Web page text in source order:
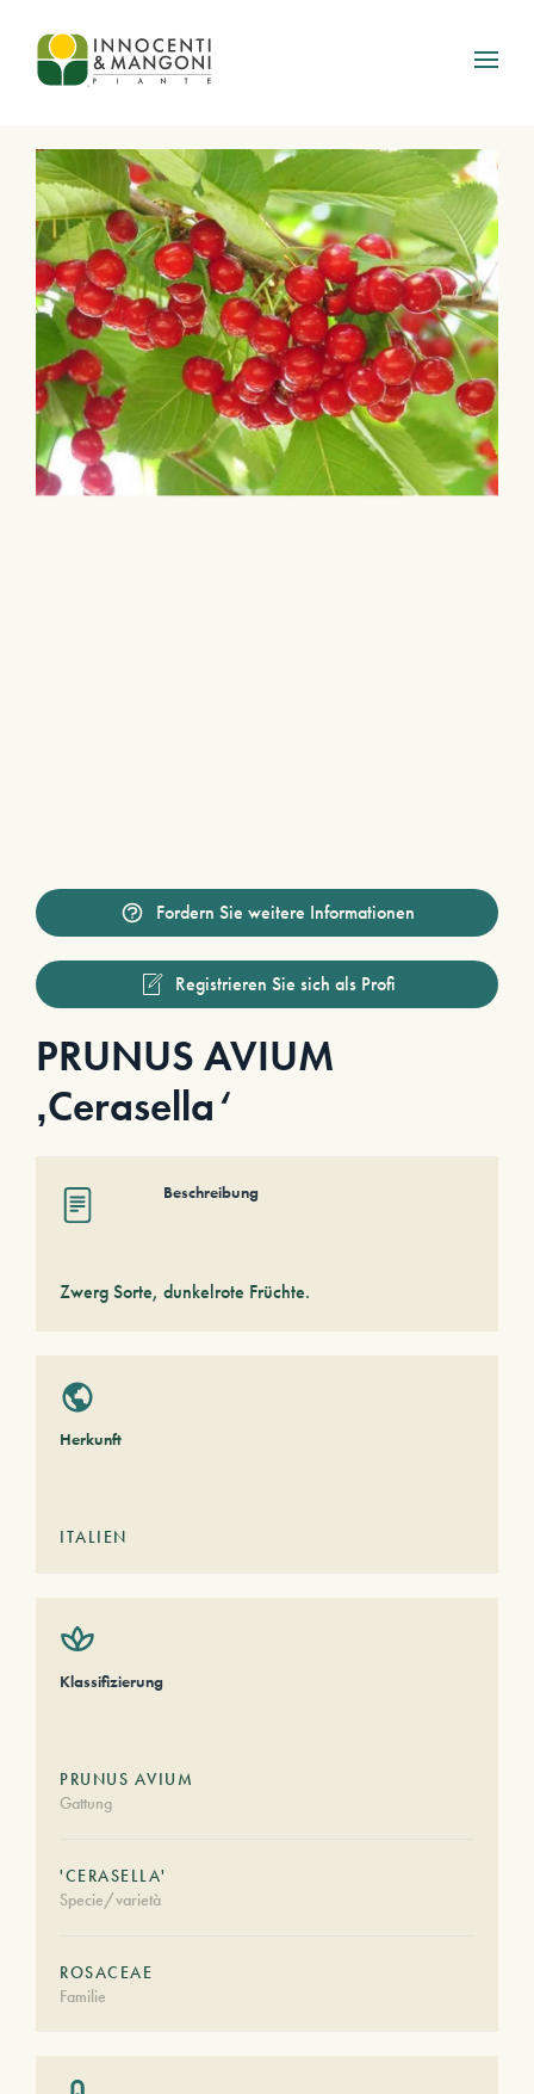
Skip to main content
Fordern Sie weitere Informationen
Registrieren Sie sich als Profi
PRUNUS AVIUM
‚Cerasella‘
Beschreibung
Zwerg Sorte, dunkelrote Früchte.
Herkunft
ITALIEN
Klassifizierung
PRUNUS AVIUM
Gattung
'CERASELLA'
Specie/varietà
ROSACEAE
Familie